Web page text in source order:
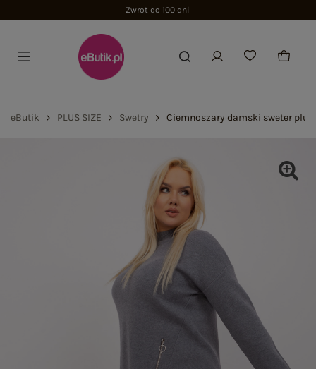
Zwrot do 100 dni
eButik PLUS SIZE Swetry Ciemnoszary damski sweter plus